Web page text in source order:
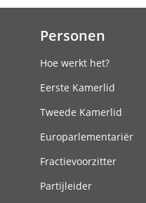
Personen
Hoe werkt het?
Eerste Kamerlid
Tweede Kamerlid
Europarlementariër
Fractievoorzitter
Partijleider